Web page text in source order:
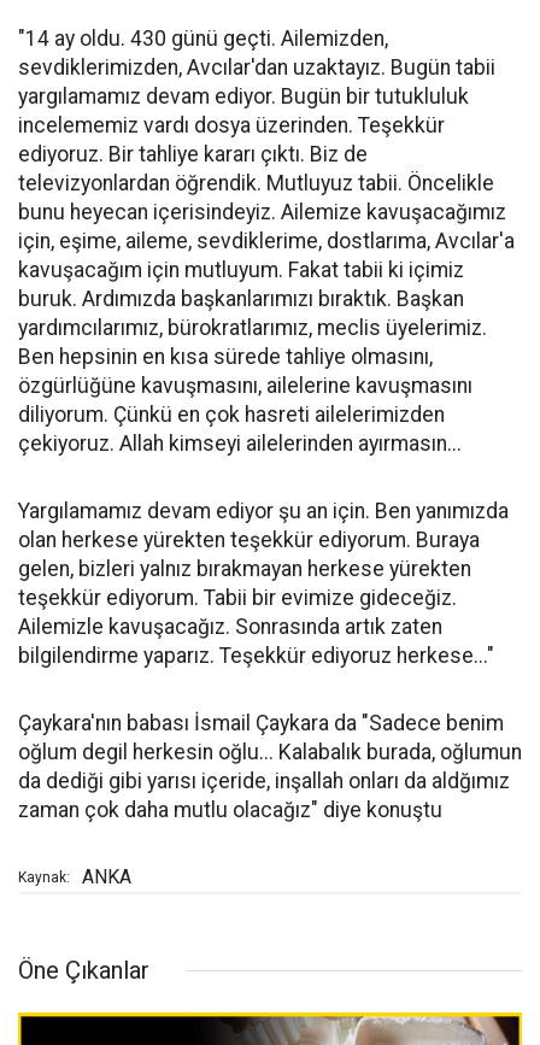
"14 ay oldu. 430 günü geçti. Ailemizden,
sevdiklerimizden, Avcılar'dan uzaktayız. Bugün tabii
yargılamamız devam ediyor. Bugün bir tutukluluk
incelememiz vardı dosya üzerinden. Teşekkür
ediyoruz. Bir tahliye kararı çıktı. Biz de
televizyonlardan öğrendik. Mutluyuz tabii. Öncelikle
bunu heyecan içerisindeyiz. Ailemize kavuşacağımız
için, eşime, aileme, sevdiklerime, dostlarıma, Avcılar'a
kavuşacağım için mutluyum. Fakat tabii ki içimiz
buruk. Ardımızda başkanlarımızı bıraktık. Başkan
yardımcılarımız, bürokratlarımız, meclis üyelerimiz.
Ben hepsinin en kısa sürede tahliye olmasını,
özgürlüğüne kavuşmasını, ailelerine kavuşmasını
diliyorum. Çünkü en çok hasreti ailelerimizden
çekiyoruz. Allah kimseyi ailelerinden ayırmasın...
Yargılamamız devam ediyor şu an için. Ben yanımızda
olan herkese yürekten teşekkür ediyorum. Buraya
gelen, bizleri yalnız bırakmayan herkese yürekten
teşekkür ediyorum. Tabii bir evimize gideceğiz.
Ailemizle kavuşacağız. Sonrasında artık zaten
bilgilendirme yaparız. Teşekkür ediyoruz herkese..."
Çaykara'nın babası İsmail Çaykara da "Sadece benim
oğlum degil herkesin oğlu... Kalabalık burada, oğlumun
da dediği gibi yarısı içeride, inşallah onları da aldğımız
zaman çok daha mutlu olacağız" diye konuştu
Kaynak: ANKA
Öne Çıkanlar